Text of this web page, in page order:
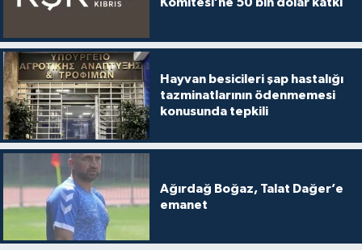
Hayvan besicileri şap hastalığı
tazminatlarının ödenmemesi
konusunda tepkili
Ağırdağ Boğaz, Talat Dağer’e
emanet